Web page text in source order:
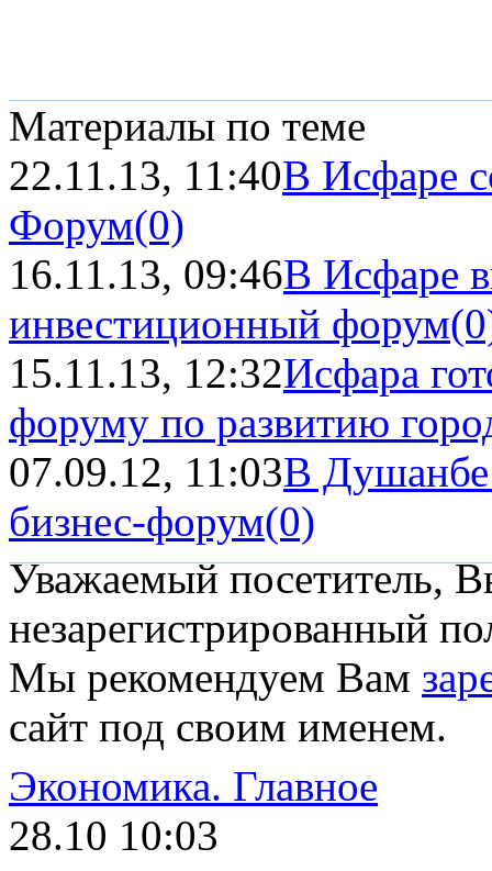
Материалы по теме
22.11.13, 11:40В Исфаре
Форум(0)
16.11.13, 09:46В Исфаре
инвестиционный форум
15.11.13, 12:32Исфара
форуму по развитию
07.09.12, 11:03В Душанбе
бизнес-форум(0)
Уважаемый посетитель,
незарегистрированный
Мы рекомендуем Вам
сайт под своим именем.
Экономика. Главное
28.10 10:03